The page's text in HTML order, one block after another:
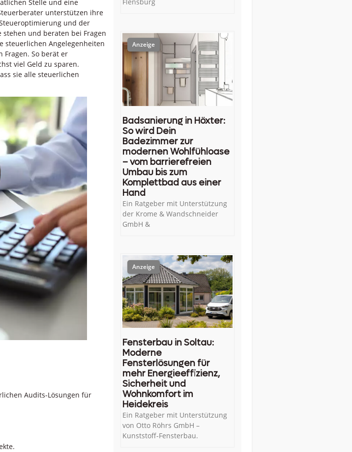
Stelle und eine
unterstützen ihre
und der
und beraten bei Fragen
steuerlichen Angelegenheiten
So berät er
viel Geld zu sparen.
sie alle steuerlichen
Audits-Lösungen für
Flensburg
Badsanierung in Höxter:
So wird Dein
Badezimmer zur
modernen Wohlfühloase
– vom barrierefreien
Umbau bis zum
Komplettbad aus einer
Hand
Ein Ratgeber mit Unterstützung
der Krome & Wandschneider
GmbH &
Fensterbau in Soltau:
Moderne
Fensterlösungen für
mehr Energieeffizienz,
Sicherheit und
Wohnkomfort im
Heidekreis
Ein Ratgeber mit Unterstützung
von Otto Röhrs GmbH –
Kunststoff-Fensterbau.